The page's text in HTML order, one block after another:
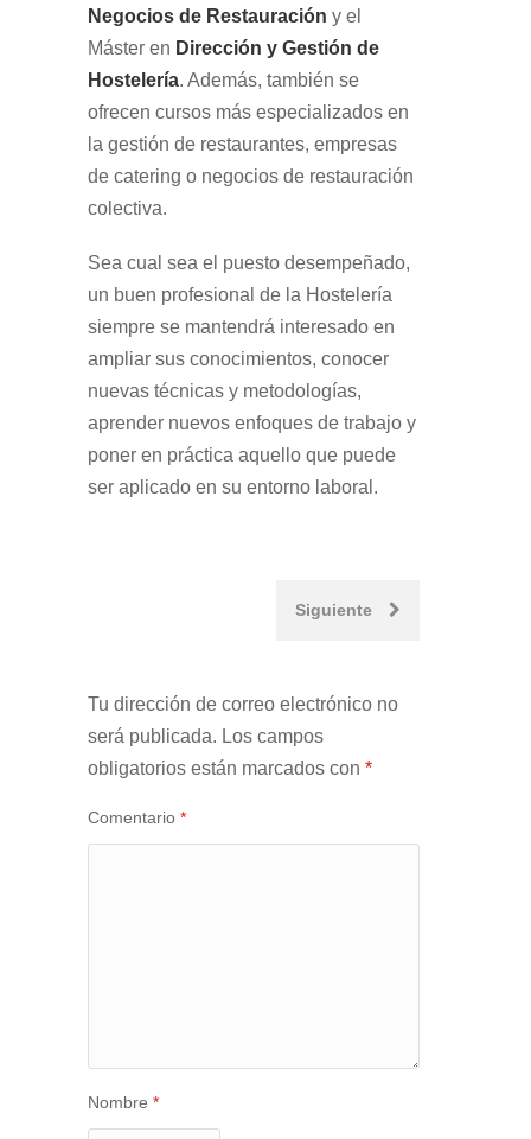
Negocios de Restauración y el
Máster en Dirección y Gestión de
Hostelería. Además, también se
ofrecen cursos más especializados en
la gestión de restaurantes, empresas
de catering o negocios de restauración
colectiva.
Sea cual sea el puesto desempeñado,
un buen profesional de la Hostelería
siempre se mantendrá interesado en
ampliar sus conocimientos, conocer
nuevas técnicas y metodologías,
aprender nuevos enfoques de trabajo y
poner en práctica aquello que puede
ser aplicado en su entorno laboral.
Siguiente
Tu dirección de correo electrónico no
será publicada. Los campos
obligatorios están marcados con *
Comentario *
Nombre *